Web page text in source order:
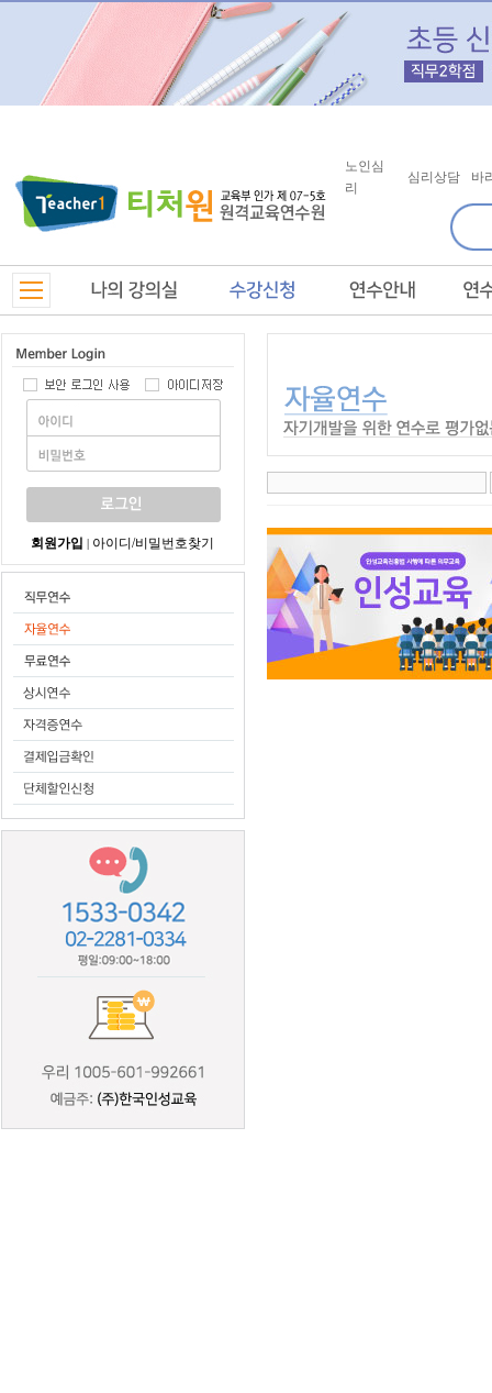
노인심
리
심리상담 바
회원가입 아이디/비밀번호찾기